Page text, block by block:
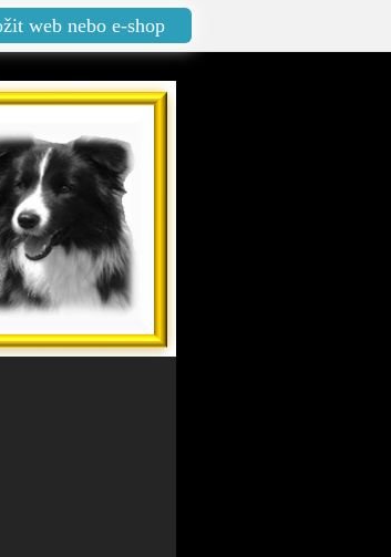
web nebo e-shop